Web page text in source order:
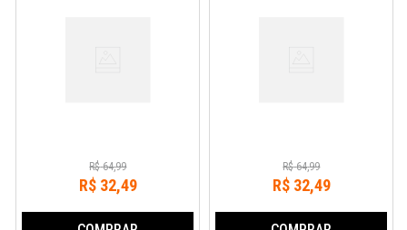
R$ 64,99
R$ 32,49
R$ 64,99
R$ 32,49